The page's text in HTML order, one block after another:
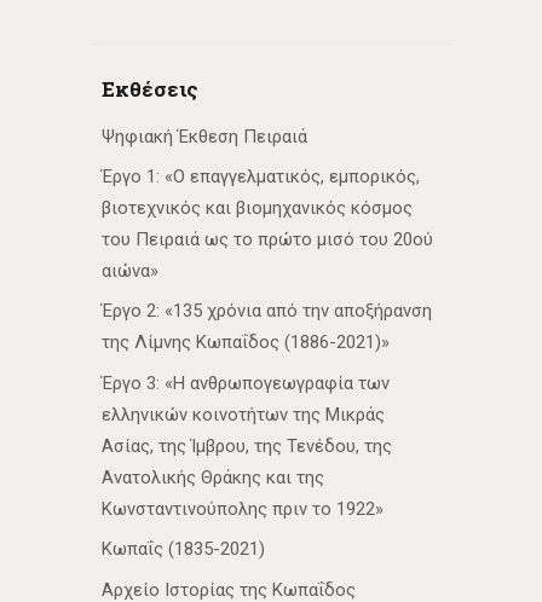
Εκθέσεις
Ψηφιακή Έκθεση Πειραιά
Έργο 1: «Ο επαγγελματικός, εμπορικός,
βιοτεχνικός και βιομηχανικός κόσμος
του Πειραιά ως το πρώτο μισό του 20ού
αιώνα»
Έργο 2: «135 χρόνια από την αποξήρανση
της Λίμνης Κωπαΐδος (1886-2021)»
Έργο 3: «Η ανθρωπογεωγραφία των
ελληνικών κοινοτήτων της Μικράς
Ασίας, της Ίμβρου, της Τενέδου, της
Ανατολικής Θράκης και της
Κωνσταντινούπολης πριν το 1922»
Κωπαΐς (1835-2021)
Αρχείο Ιστορίας της Κωπαΐδος